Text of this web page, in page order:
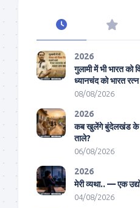
2026
गुलामी में भी भारत को
ध्यानचंद को भारत
08/08/2026
2026
कब खुलेंगे बुंदेलखंड के
ताले?
06/08/2026
2026
मेरी व्यथा.. — एक
04/08/2026